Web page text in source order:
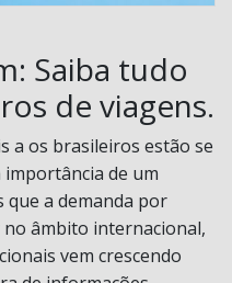
Saiba tudo
de viagens.
a os brasileiros estão se
de um
que a demanda por
âmbito internacional,
vem crescendo